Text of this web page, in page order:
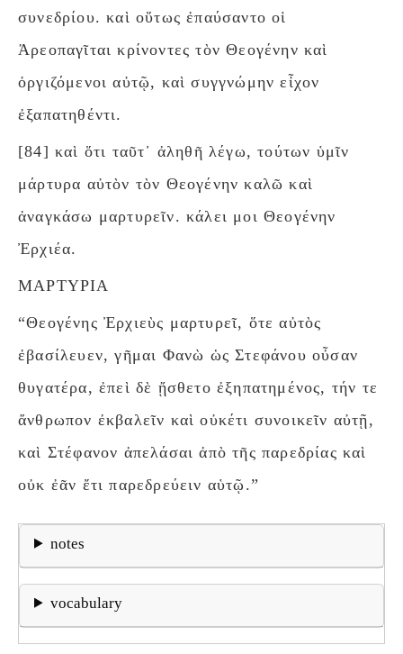
συνεδρίου. καὶ οὕτως ἐπαύσαντο οἱ
Ἀρεοπαγῖται κρίνοντες τὸν Θεογένην καὶ
ὀργιζόμενοι αὐτῷ, καὶ συγγνώμην εἶχον
ἐξαπατηθέντι.
[84] καὶ ὅτι ταῦτ᾽ ἀληθῆ λέγω, τούτων ὑμῖν
μάρτυρα αὐτὸν τὸν Θεογένην καλῶ καὶ
ἀναγκάσω μαρτυρεῖν. κάλει μοι Θεογένην
Ἐρχιέα.
ΜΑΡΤΥΡΙΑ
“Θεογένης Ἐρχιεὺς μαρτυρεῖ, ὅτε αὐτὸς
ἐβασίλευεν, γῆμαι Φανὼ ὡς Στεφάνου οὖσαν
θυγατέρα, ἐπεὶ δὲ ᾔσθετο ἐξηπατημένος, τήν τε
ἄνθρωπον ἐκβαλεῖν καὶ οὐκέτι συνοικεῖν αὐτῇ,
καὶ Στέφανον ἀπελάσαι ἀπὸ τῆς παρεδρίας καὶ
οὐκ ἐᾶν ἔτι παρεδρεύειν αὑτῷ.”
notes
vocabulary